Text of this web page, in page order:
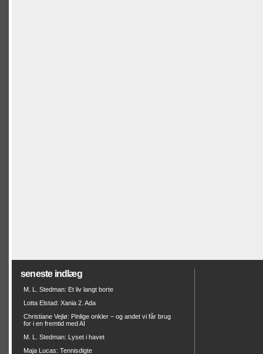
seneste indlæg
M. L. Stedman: Et liv langt borte
Lotta Elstad: Xania 2. Ada
Christiane Vejlø: Pinlige onkler – og andet vi får brug
for i en fremtid med AI
M. L. Stedman: Lyset i havet
Maja Lucas: Tennisdigte